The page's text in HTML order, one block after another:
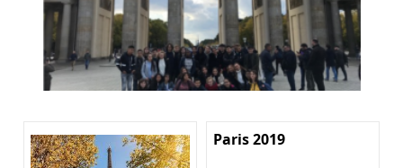
Paris 2019